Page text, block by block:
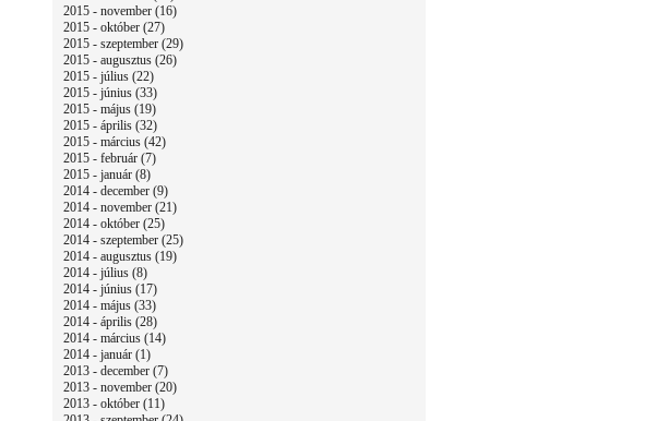
2015 - november (16)
2015 - október (27)
2015 - szeptember (29)
2015 - augusztus (26)
2015 - július (22)
2015 - június (33)
2015 - május (19)
2015 - április (32)
2015 - március (42)
2015 - február (7)
2015 - január (8)
2014 - december (9)
2014 - november (21)
2014 - október (25)
2014 - szeptember (25)
2014 - augusztus (19)
2014 - július (8)
2014 - június (17)
2014 - május (33)
2014 - április (28)
2014 - március (14)
2014 - január (1)
2013 - december (7)
2013 - november (20)
2013 - október (11)